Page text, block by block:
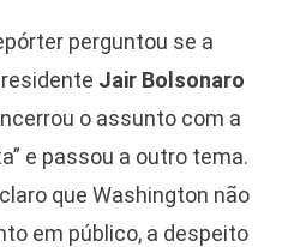
perguntou se a
Jair Bolsonaro
o assunto com a
e passou a outro tema.
que Washington não
em público, a despeito